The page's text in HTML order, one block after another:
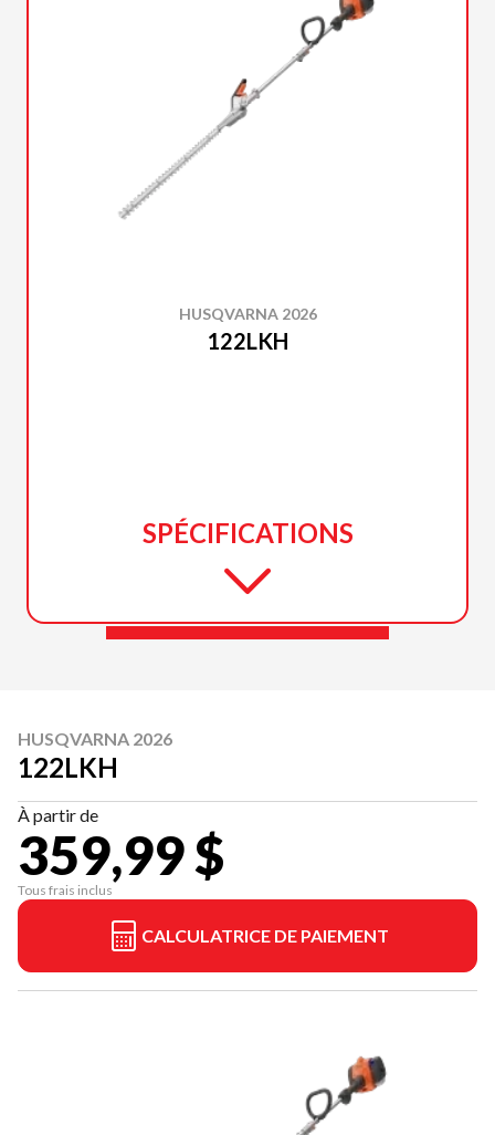
HUSQVARNA 2026
122LKH
SPÉCIFICATIONS
HUSQVARNA 2026
122LKH
À partir de
359,99 $
Tous frais inclus
CALCULATRICE DE PAIEMENT